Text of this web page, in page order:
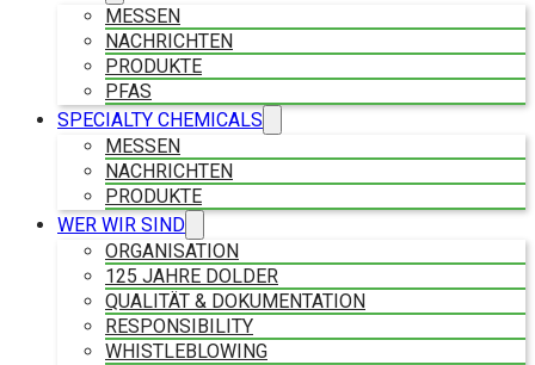
MESSEN
NACHRICHTEN
PRODUKTE
PFAS
SPECIALTY CHEMICALS
MESSEN
NACHRICHTEN
PRODUKTE
WER WIR SIND
ORGANISATION
125 JAHRE DOLDER
QUALITÄT & DOKUMENTATION
RESPONSIBILITY
WHISTLEBLOWING